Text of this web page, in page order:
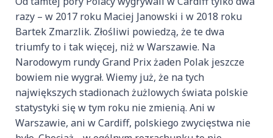
razy – w 2017 roku Maciej Janowski i w 2018 roku
Bartek Zmarzlik. Złośliwi powiedzą, że te dwa
triumfy to i tak więcej, niż w Warszawie. Na
Narodowym rundy Grand Prix żaden Polak jeszcze
bowiem nie wygrał. Wiemy już, że na tych
największych stadionach żużlowych świata polskie
statystyki się w tym roku nie zmienią. Ani w
Warszawie, ani w Cardiff, polskiego zwycięstwa nie